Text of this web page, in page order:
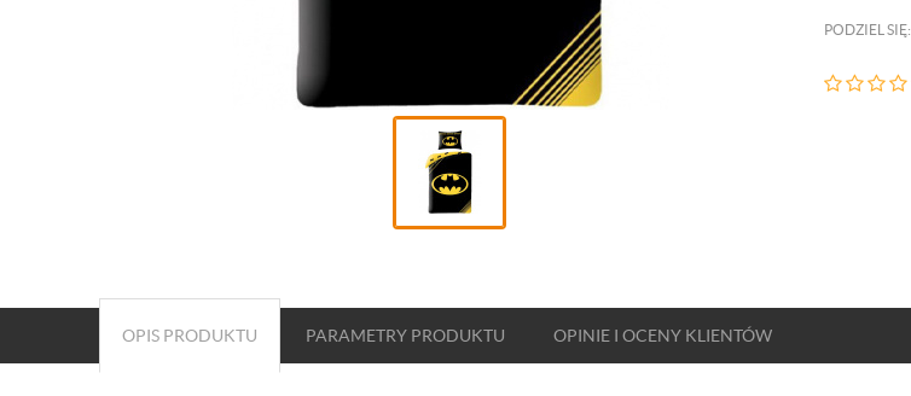
PODZIEL SIĘ:
OPIS PRODUKTU PARAMETRY PRODUKTU OPINIE I OCENY KLIENTÓW